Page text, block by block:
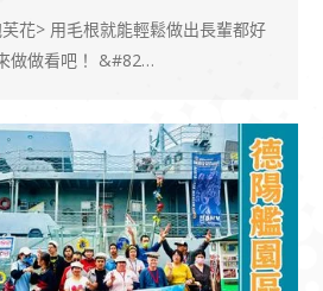
花> 用毛根就能輕鬆做出長輩都好
做做看吧！ &#82…